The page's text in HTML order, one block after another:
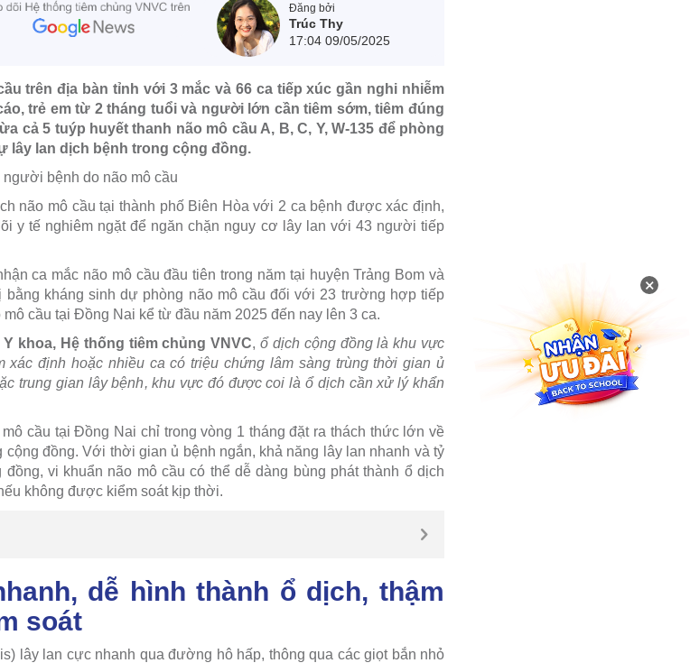
Đăng bởi
Trúc Thy
17:04 09/05/2025
trên địa bàn tỉnh với 3 mắc và 66 ca tiếp xúc gần nghi nhiễm
trẻ em từ 2 tháng tuổi và người lớn cần tiêm sớm, tiêm đúng
cả 5 tuýp huyết thanh não mô cầu A, B, C, Y, W-135 để phòng
lây lan dịch bệnh trong cộng đồng.
não mô cầu tại thành phố Biên Hòa với 2 ca bệnh được xác định,
y tế nghiêm ngặt để ngăn chặn nguy cơ lây lan với 43 người tiếp
ca mắc não mô cầu đầu tiên trong năm tại huyện Trảng Bom và
bằng kháng sinh dự phòng não mô cầu đối với 23 trường hợp tiếp
cầu tại Đồng Nai kể từ đầu năm 2025 đến nay lên 3 ca.
khoa, Hệ thống tiêm chủng VNVC,ổ dịch cộng đồng là khu vực
xác định hoặc nhiều ca có triệu chứng lâm sàng trùng thời gian ủ
trung gian lây bệnh, khu vực đó được coi là ổ dịch cần xử lý khẩn
cầu tại Đồng Nai chỉ trong vòng 1 tháng đặt ra thách thức lớn về
đồng. Với thời gian ủ bệnh ngắn, khả năng lây lan nhanh và tỷ
vi khuẩn não mô cầu có thể dễ dàng bùng phát thành ổ dịch
không được kiểm soát kịp thời.
dễ hình thành ổ dịch, thậm
soát
lây lan cực nhanh qua đường hô hấp, thông qua các giọt bắn nhỏ
×